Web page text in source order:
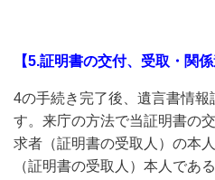
【5.証明書の交付、受取・関
4の手続き完了後、遺言書情報
す。来庁の方法で当証明書の
求者（証明書の受取人）の本
（証明書の受取人）本人であ